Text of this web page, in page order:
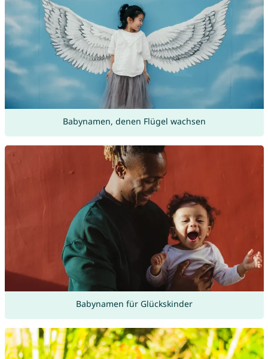
Babynamen, denen Flügel wachsen
Babynamen für Glückskinder